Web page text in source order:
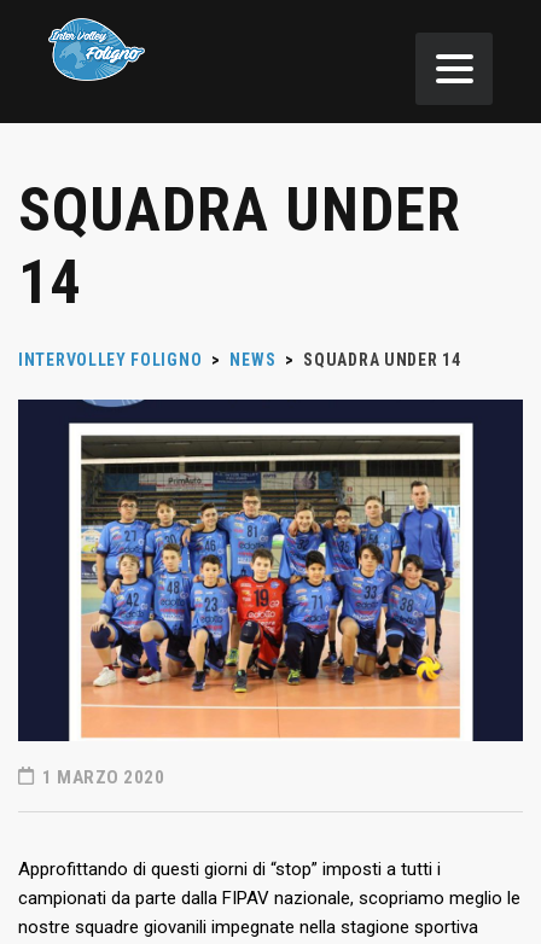
SQUADRA UNDER
14
INTERVOLLEY FOLIGNO > NEWS > SQUADRA UNDER 14
1 MARZO 2020
Approfittando di questi giorni di “stop” imposti a tutti i
campionati da parte dalla FIPAV nazionale, scopriamo meglio le
nostre squadre giovanili impegnate nella stagione sportiva